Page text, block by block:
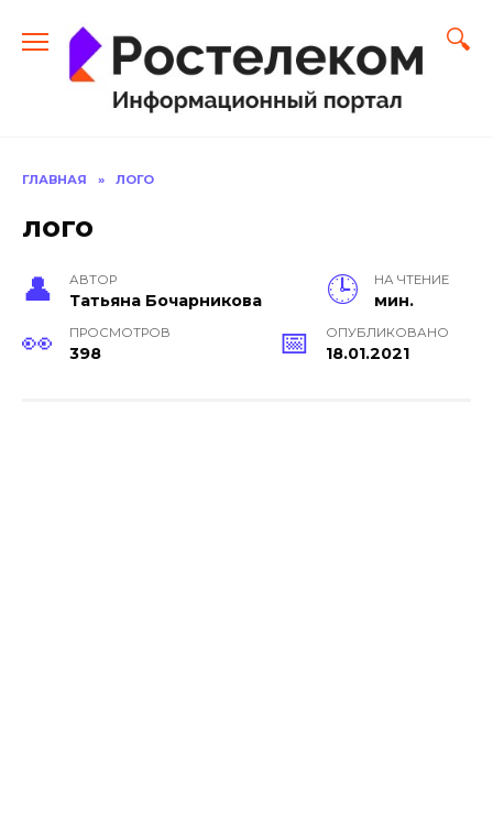
содержанию
ГЛАВНАЯ » ЛОГО
лого
АВТОР
Тать­яна Бо­чар­ни­кова
НА ЧТЕНИЕ
мин.
ПРОСМОТРОВ
398
ОПУБЛИКОВАНО
18.01.2021